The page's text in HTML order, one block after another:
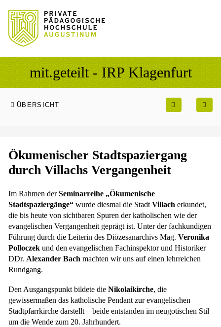
Sprung zum Hauptinhalt
Sprung zur Fusszeile
mit.geteilt - IRP Klagenfurt
ÜBERSICHT
Ökumenischer Stadtspaziergang
durch Villachs Vergangenheit
Im Rahmen derSeminarreihe „Ökumenische
Stadtspaziergänge“ wurde diesmal die Stadt Villach erkundet,
die bis heute von sichtbaren Spuren der katholischen wie der
evangelischen Vergangenheit geprägt ist. Unter der fachkundigen
Führung durch die Leiterin des Diözesanarchivs Mag. Veronika
Polloczek und den evangelischen Fachinspektor und Historiker
DDr. Alexander Bach machten wir uns auf einen lehrreichen
Rundgang.
Den Ausgangspunkt bildete die Nikolaikirche, die
gewissermaßen das katholische Pendant zur evangelischen
Stadtpfarrkirche darstellt – beide entstanden im neugotischen Stil
um die Wende zum 20. Jahrhundert.